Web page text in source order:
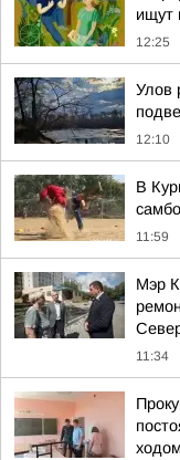
ищут
12:25
Улов
12:10
В
11:59
Мэр
11:34